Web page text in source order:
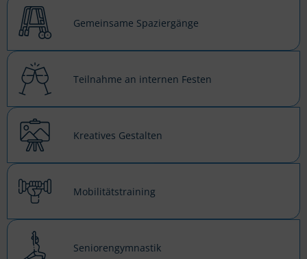
Gemeinsame Spaziergänge
Teilnahme an internen Festen
Kreatives Gestalten
Mobilitätstraining
Seniorengymnastik